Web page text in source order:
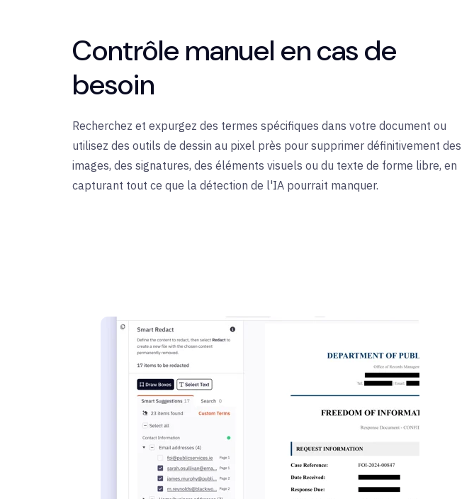
Contrôle manuel en cas de
besoin
Recherchez et expurgez des termes spécifiques dans votre document ou
utilisez des outils de dessin au pixel près pour supprimer définitivement des
images, des signatures, des éléments visuels ou du texte de forme libre, en
capturant tout ce que la détection de l'IA pourrait manquer.